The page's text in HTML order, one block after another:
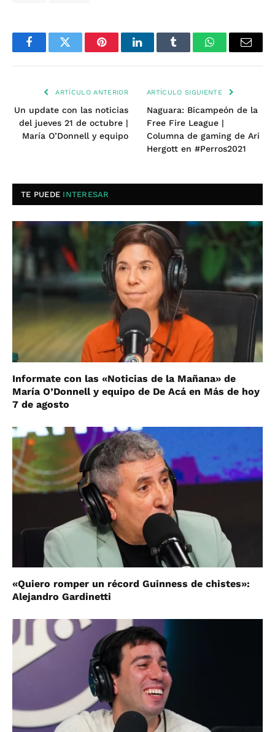
FacebookTwitter PinterestLinkedInTumblr WhatsAppEmail
ARTÍCULO ANTERIOR
Un update con las noticias
del jueves 21 de octubre |
María O’Donnell y equipo
ARTÍCULO SIGUIENTE
Naguara: Bicampeón de la
Free Fire League |
Columna de gaming de Ari
Hergott en #Perros2021
TE PUEDE INTERESAR
Informate con las «Noticias de la Mañana» de
María O’Donnell y equipo de De Acá en Más de hoy
7 de agosto
«Quiero romper un récord Guinness de chistes»:
Alejandro Gardinetti